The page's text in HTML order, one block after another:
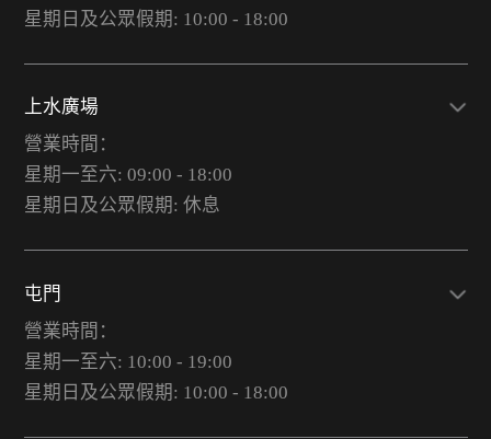
星期日及公眾假期: 10:00 - 18:00
上水廣場
營業時間：
星期一至六: 09:00 - 18:00
星期日及公眾假期: 休息
屯門
營業時間：
星期一至六: 10:00 - 19:00
星期日及公眾假期: 10:00 - 18:00